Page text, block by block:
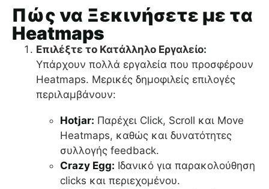
Πώς να Ξεκινήσετε με τα
Heatmaps
Επιλέξτε το Κατάλληλο Εργαλείο:
Υπάρχουν πολλά εργαλεία που προσφέρουν
Heatmaps. Μερικές δημοφιλείς επιλογές
περιλαμβάνουν:
Hotjar: Παρέχει Click, Scroll και Move
Heatmaps, καθώς και δυνατότητες
συλλογής feedback.
Crazy Egg: Ιδανικό για παρακολούθηση
clicks και περιεχομένου.